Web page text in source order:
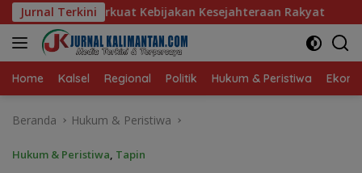
Langsung
ke
konten
Jurnal TerkiniKesejahteraan Rakyat Baru 10 Persen,
Home Kalsel Regional Politik Hukum & Peristiwa
Beranda Hukum & Peristiwa
Hukum & Peristiwa, Tapin